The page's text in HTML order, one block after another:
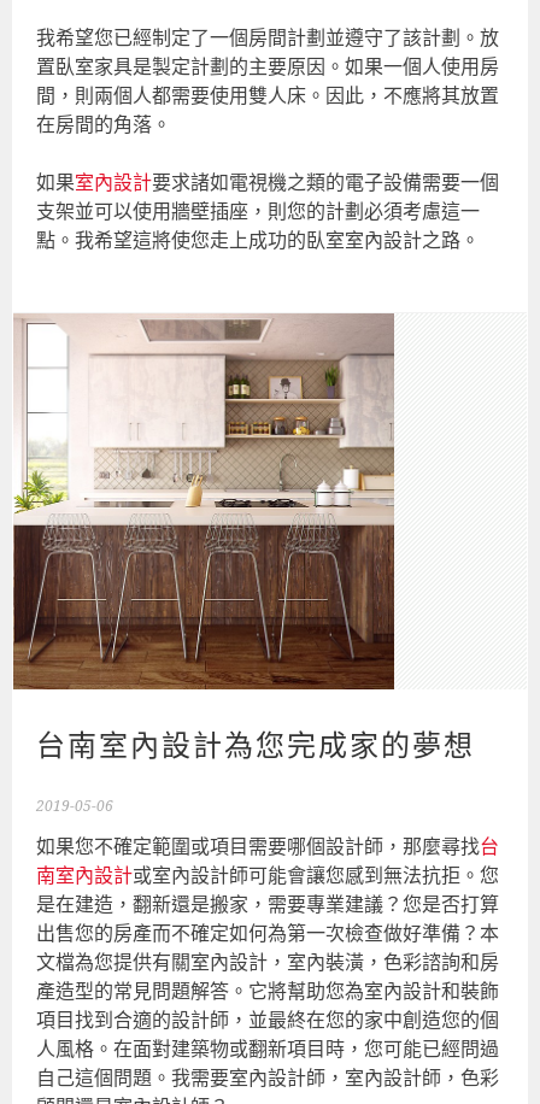
我希望您已經制定了一個房間計劃並遵守了該計劃。放
置臥室家具是製定計劃的主要原因。如果一個人使用房
間，則兩個人都需要使用雙人床。因此，不應將其放置
在房間的角落。
如果室內設計要求諸如電視機之類的電子設備需要一個
支架並可以使用牆壁插座，則您的計劃必須考慮這一
點。我希望這將使您走上成功的臥室室內設計之路。
台南室內設計為您完成家的夢想
2019-05-06
如果您不確定範圍或項目需要哪個設計師，那麼尋找台
南室內設計或室內設計師可能會讓您感到無法抗拒。您
是在建造，翻新還是搬家，需要專業建議？您是否打算
出售您的房產而不確定如何為第一次檢查做好準備？本
文檔為您提供有關室內設計，室內裝潢，色彩諮詢和房
產造型的常見問題解答。它將幫助您為室內設計和裝飾
項目找到合適的設計師，並最終在您的家中創造您的個
人風格。在面對建築物或翻新項目時，您可能已經問過
自己這個問題。我需要室內設計師，室內設計師，色彩